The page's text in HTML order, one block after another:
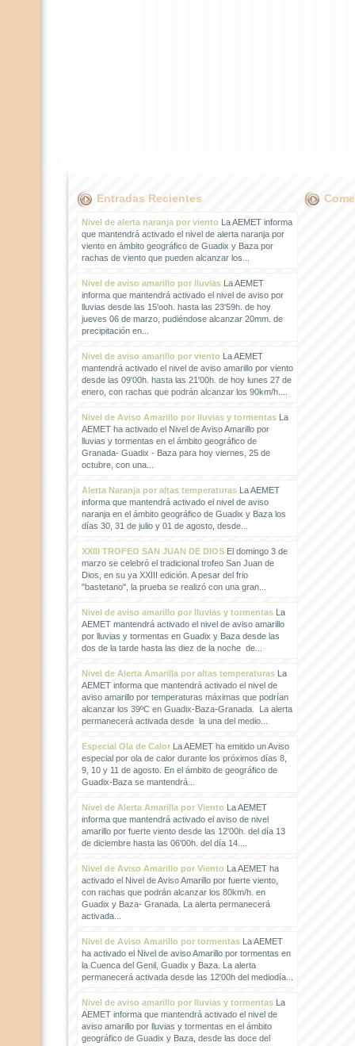
Entradas Recientes
Nivel de alerta naranja por vientoLa AEMET informa
que mantendrá activado el nivel de alerta naranja por
viento en ámbito geográfico de Guadix y Baza por
rachas de viento que pueden alcanzar los...
Nivel de aviso amarillo por lluviasLa AEMET
informa que mantendrá activado el nivel de aviso por
lluvias desde las 15'ooh. hasta las 23'59h. de hoy
jueves 06 de marzo, pudiéndose alcanzar 20mm. de
precipitación en...
Nivel de aviso amarillo por vientoLa AEMET
mantendrá activado el nivel de aviso amarillo por viento
desde las 09'00h. hasta las 21'00h. de hoy lunes 27 de
enero, con rachas que podrán alcanzar los 90km/h....
Nivel de Aviso Amarillo por lluvias y tormentasLa
AEMET ha activado el Nivel de Aviso Amarillo por
lluvias y tormentas en el ámbito geográfico de
Granada- Guadix - Baza para hoy viernes, 25 de
octubre, con una...
Alerta Naranja por altas temperaturasLa AEMET
informa que mantendrá activado el nivel de aviso
naranja en el ámbito geográfico de Guadix y Baza los
días 30, 31 de julio y 01 de agosto, desde...
XXIII TROFEO SAN JUAN DE DIOSEl domingo 3 de
marzo se celebró el tradicional trofeo San Juan de
Dios, en su ya XXIII edición. A pesar del frio
"bastetano", la prueba se realizó con una gran...
Nivel de aviso amarillo por lluvias y tormentasLa
AEMET mantendrá activado el nivel de aviso amarillo
por lluvias y tormentas en Guadix y Baza desde las
dos de la tarde hasta las diez de la noche de...
Nivel de Alerta Amarilla por altas temperaturasLa
AEMET informa que mantendrá activado el nivel de
aviso amarillo por temperaturas máximas que podrían
alcanzar los 39ºC en Guadix-Baza-Granada. La alerta
permanecerá activada desde la una del medio...
Especial Ola de CalorLa AEMET ha emitido un Aviso
especial por ola de calor durante los próximos días 8,
9, 10 y 11 de agosto. En el ámbito de geográfico de
Guadix-Baza se mantendrá...
Nivel de Alerta Amarilla por VientoLa AEMET
informa que mantendrá activado el aviso de nivel
amarillo por fuerte viento desde las 12'00h. del día 13
de diciembre hasta las 06'00h. del día 14....
Nivel de Aviso Amarillo por VientoLa AEMET ha
activado el Nivel de Aviso Amarillo por fuerte viento,
con rachas que podrán alcanzar los 80km/h. en
Guadix y Baza- Granada. La alerta permanecerá
activada...
Nivel de Aviso Amarillo por tormentasLa AEMET
ha activado el Nivel de aviso Amarillo por tormentas en
la Cuenca del Genil, Guadix y Baza. La alerta
permanecerá activada desde las 12'00h del mediodía...
Nivel de aviso amarillo por lluvias y tormentasLa
AEMET informa que mantendrá activado el nivel de
aviso amarillo por lluvias y tormentas en el ámbito
geográfico de Guadix y Baza, desde las doce del